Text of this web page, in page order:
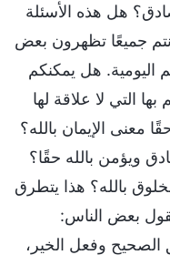
صادق؟ هل هذه الأسئلة
جميعًا تظهرون بعض
اليومية. هل يمكنكم
التي لا علاقة لها
معنى الإيمان بالله؟
ويؤمن بالله حقًا؟
بالله؟ هذا يتطرق
يقول بعض الناس:
الصحيح وفعل الخير،